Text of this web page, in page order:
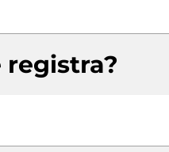
registra?